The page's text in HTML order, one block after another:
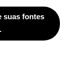
suas fontes